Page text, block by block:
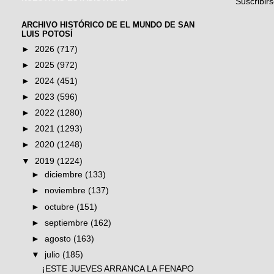
ARCHIVO HISTÓRICO DE EL MUNDO DE SAN
LUIS POTOSÍ
► 2026 (717)
► 2025 (972)
► 2024 (451)
► 2023 (596)
► 2022 (1280)
► 2021 (1293)
► 2020 (1248)
▼ 2019 (1224)
►diciembre(133)
► noviembre(137)
►octubre(151)
►septiembre(162)
►agosto(163)
▼ julio(185)
¡ESTE JUEVES ARRANCA LA FENAPO